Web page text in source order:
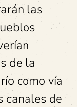
las
de la
como vía
canales de